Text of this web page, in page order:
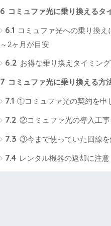
6 コミュファ光に乗り換えるタ
6.1 コミュファ光への乗り換え
～2ヶ月が目安
6.2 お得な乗り換えタイミン
7 コミュファ光に乗り換える方
7.1 ①コミュファ光の契約を申
7.2 ②コミュファ光の導入工事
7.3 ③今まで使っていた回線を
7.4 レンタル機器の返却に注意